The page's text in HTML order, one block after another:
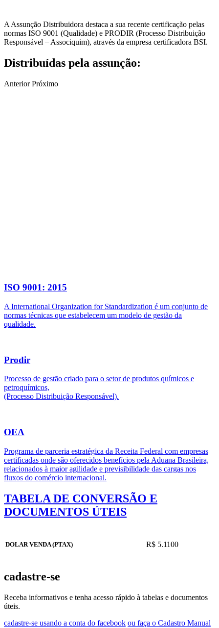
A Assunção Distribuidora destaca a sua recente certificação pelas
normas ISO 9001 (Qualidade) e PRODIR (Processo Distribuição
Responsável – Associquim), através da empresa certificadora BSI.
Distribuídas pela assunção:
Anterior Próximo
ISO 9001: 2015
A International Organization for Standardization é um conjunto de
normas técnicas que estabelecem um modelo de gestão da
qualidade.
Prodir
Processo de gestão criado para o setor de produtos químicos e
petroquímicos,
(Processo Distribuição Responsável).
OEA
Programa de parceria estratégica da Receita Federal com empresas
certificadas onde são oferecidos benefícios pela Aduana Brasileira,
relacionados à maior agilidade e previsibilidade das cargas nos
fluxos do comércio internacional.
TABELA DE CONVERSÃO E
DOCUMENTOS ÚTEIS
DOLAR VENDA (PTAX) R$ 5.1100
cadastre-se
Receba informativos e tenha acesso rápido à tabelas e documentos
úteis.
cadastre-se usando a conta do facebook ou faça o Cadastro Manual